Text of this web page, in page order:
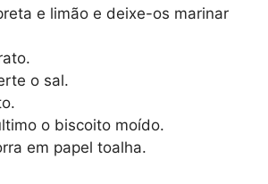
e limão e deixe-os marinar
o sal.
o biscoito moído.
em papel toalha.